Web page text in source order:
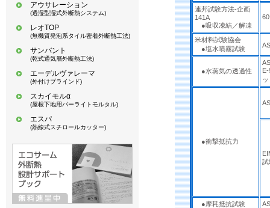
連邦試験方法-企画
141A
●吸収凍結／解凍
米材料試験協会
●塩水噴霧試験
●水蒸気の透過性
●衝撃抵抗力
試
●摩耗抵抗試験
アウサレーション
(透湿型湿式外断熱システム)
レオTOP
(無機質発泡系タイル密着外断熱工法)
サンバント
(乾式通気層外断熱工法)
エーデルヴァレーマ
(外付けブラインド)
スカイモルα
(屋根下地用パーライトモルタル)
エスパ
(熱線式スチロールカッター)